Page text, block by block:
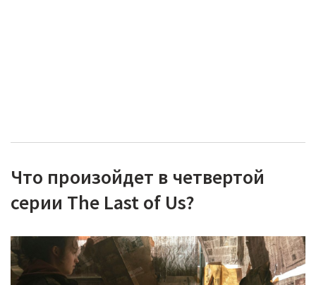
Что произойдет в четвертой
серии The Last of Us?